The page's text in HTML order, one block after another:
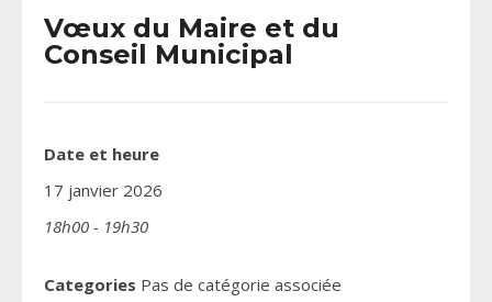
Vœux du Maire et du
Conseil Municipal
Date et heure
17 janvier 2026
18h00 - 19h30
Categories Pas de catégorie associée